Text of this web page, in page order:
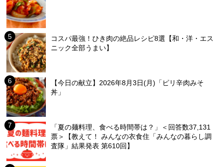
コスパ最強！ひき肉の絶品レシピ8選【和・洋・エス
ニック全部うまい】
【今日の献立】2026年8月3日(月)「ピリ辛肉みそ
丼」
「夏の麺料理、食べる時間帯は？」＜回答数37,131
票＞【教えて！ みんなの衣食住「みんなの暮らし調
査隊」結果発表 第610回】